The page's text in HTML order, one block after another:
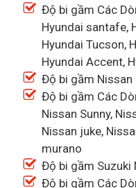
Độ bi gầm Các
Hyundai santafe,
Hyundai Tucson,
Hyundai Accent,
Độ bi gầm Nissan
Độ bi gầm Các
Nissan Sunny,
Nissan juke,
murano
Độ bi gầm Suzuki
Độ bi gầm Các